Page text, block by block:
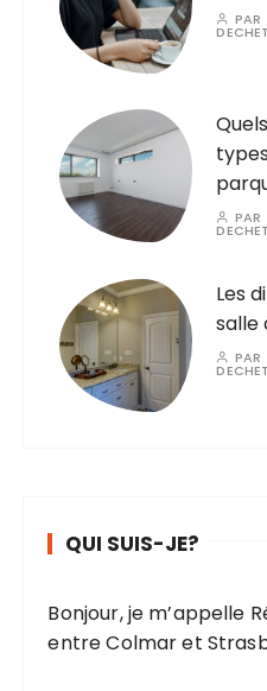
PAR
PAR
Les
salle
PAR
QUI SUIS-JE?
Bonjour, je m’appelle
entre Colmar et